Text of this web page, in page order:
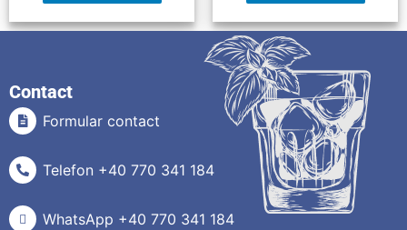
Contact
Formular contact
Telefon +40 770 341 184
WhatsApp +40 770 341 184